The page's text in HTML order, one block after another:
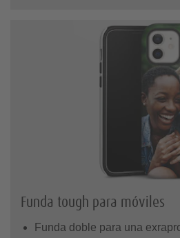
Funda tough para móviles
Funda doble para una